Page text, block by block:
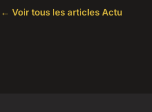
← Voir tous les articles Actu